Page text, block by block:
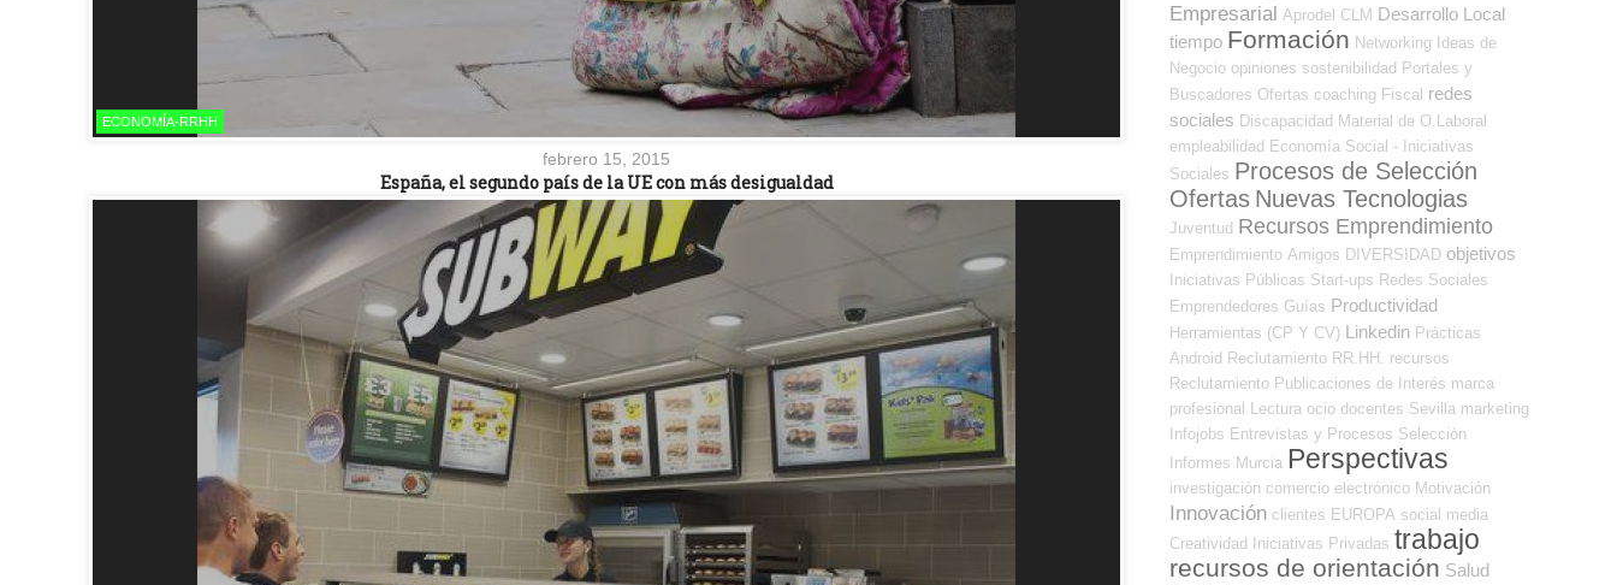
ECONOMÍA-RRHH
febrero 15, 2015
España, el segundo país de la UE con más desigualdad
Empresarial Aprodel CLM Desarrollo Local
tiempo Formación Networking
Ideas de
Negocio opiniones sostenibilidad Portales y
Buscadores Ofertas coaching Fiscal redes
sociales Discapacidad Material de O.Laboral
empleabilidad Economía Social - Iniciativas
Sociales Procesos de Selección
Ofertas Nuevas Tecnologias
Juventud Recursos Emprendimiento
Emprendimiento Amigos DIVERSIDAD objetivos
Iniciativas Públicas Start-ups Redes Sociales
Emprendedores Guías Productividad
Herramientas (CP Y CV) Linkedin Prácticas
Android Reclutamiento RR.HH.
recursos
Reclutamiento Publicaciones de Interés marca
profesional
Lectura ocio docentes Sevilla marketing
Infojobs Entrevistas y Procesos Selección
Informes Murcia Perspectivas
investigación comercio electrónico Motivación
Innovación clientes EUROPA social media
Creatividad
Iniciativas Privadas trabajo
recursos de orientación Salud